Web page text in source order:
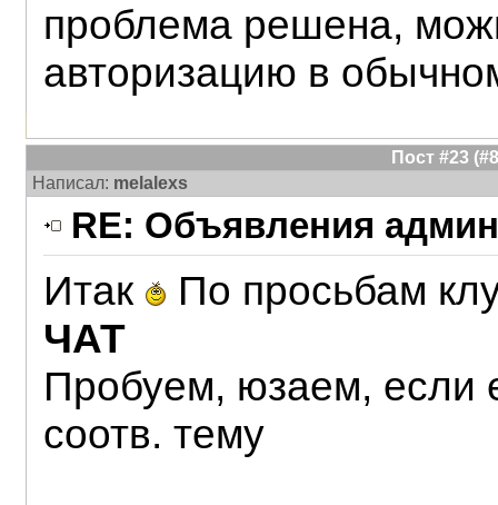
проблема решена,
авторизацию в
Пост #23
Написал: melalexs
RE: Объявления
Итак
По просьбам
ЧАТ
Пробуем, юзаем, если
соотв. тему